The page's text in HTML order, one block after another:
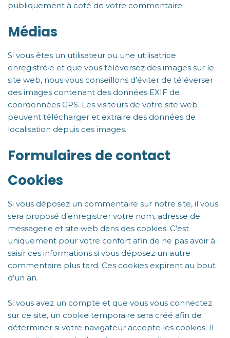
publiquement à coté de votre commentaire.
Médias
Si vous êtes un utilisateur ou une utilisatrice
enregistré·e et que vous téléversez des images sur le
site web, nous vous conseillons d’éviter de téléverser
des images contenant des données EXIF de
coordonnées GPS. Les visiteurs de votre site web
peuvent télécharger et extraire des données de
localisation depuis ces images.
Formulaires de contact
Cookies
Si vous déposez un commentaire sur notre site, il vous
sera proposé d’enregistrer votre nom, adresse de
messagerie et site web dans des cookies. C’est
uniquement pour votre confort afin de ne pas avoir à
saisir ces informations si vous déposez un autre
commentaire plus tard. Ces cookies expirent au bout
d’un an.
Si vous avez un compte et que vous vous connectez
sur ce site, un cookie temporaire sera créé afin de
déterminer si votre navigateur accepte les cookies. Il